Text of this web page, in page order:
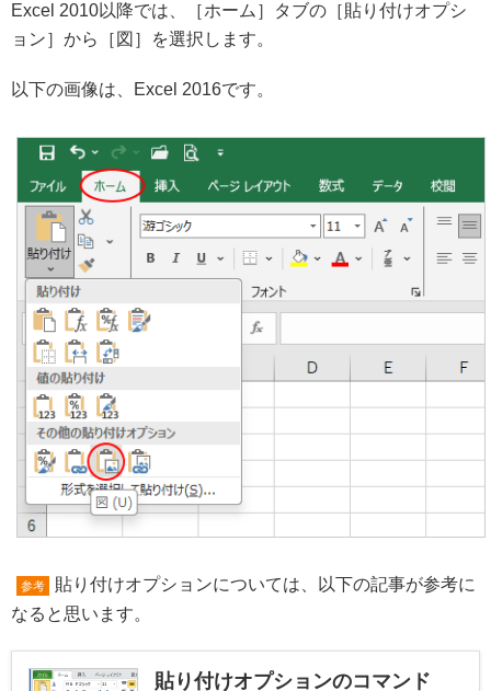
Excel 2010以降では、［ホーム］タブの［貼り付けオプシ
ョン］から［図］を選択します。
以下の画像は、Excel 2016です。
参考
貼り付けオプションについては、以下の記事が参考に
なると思います。
貼り付けオプションのコマンド